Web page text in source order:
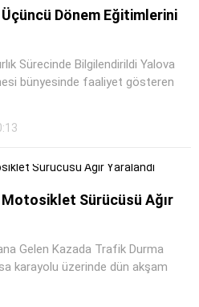
Dönem Eğitimlerini
Sürecinde Bilgilendirildi Yalova
bünyesinde faaliyet gösteren
Sürücüsü Ağır
Gelen Kazada Trafik Durma
karayolu üzerinde dün akşam